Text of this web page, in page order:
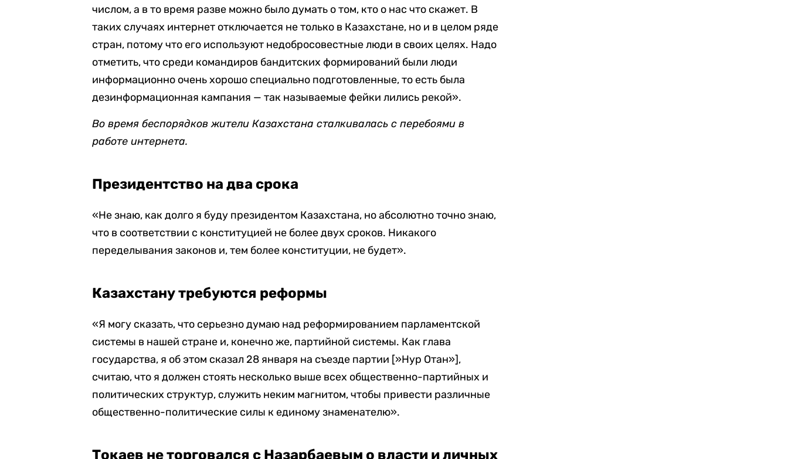
числом, а в то время разве можно было думать о том, кто о нас что скажет. В
таких случаях интернет отключается не только в Казахстане, но и в целом ряде
стран, потому что его используют недобросовестные люди в своих целях. Надо
отметить, что среди командиров бандитских формирований были люди
информационно очень хорошо специально подготовленные, то есть была
дезинформационная кампания — так называемые фейки лились рекой».
Во время беспорядков жители Казахстана сталкивалась с перебоями в
работе интернета.
Президентство на два срока
«Не знаю, как долго я буду президентом Казахстана, но абсолютно точно знаю,
что в соответствии с конституцией не более двух сроков. Никакого
переделывания законов и, тем более конституции, не будет».
Казахстану требуются реформы
«Я могу сказать, что серьезно думаю над реформированием парламентской
системы в нашей стране и, конечно же, партийной системы. Как глава
государства, я об этом сказал 28 января на съезде партии [»Нур Отан»],
считаю, что я должен стоять несколько выше всех общественно-партийных и
политических структур, служить неким магнитом, чтобы привести различные
общественно-политические силы к единому знаменателю».
Токаев не торговался с Назарбаевым о власти и личных